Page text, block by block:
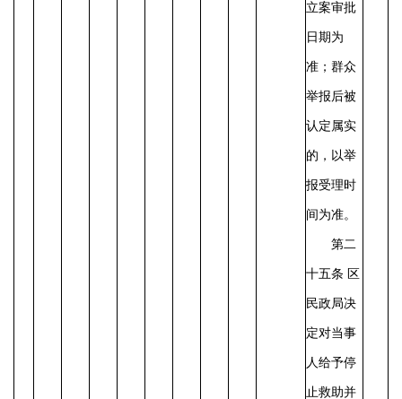
立案审批
日期为
准；群众
举报后被
认定属实
的，以举
报受理时
间为准。
第二
十五条 区
民政局决
定对当事
人给予停
止救助并